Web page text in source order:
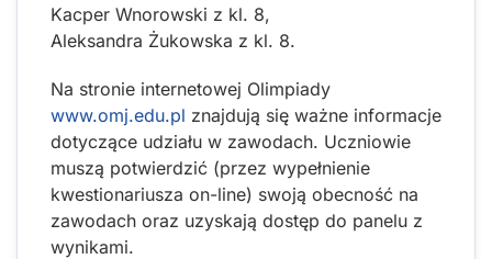
Kacper Wnorowski z kl. 8,
Aleksandra Żukowska z kl. 8.
Na stronie internetowej Olimpiady
www.omj.edu.pl znajdują się ważne informacje
dotyczące udziału w zawodach. Uczniowie
muszą potwierdzić (przez wypełnienie
kwestionariusza on-line) swoją obecność na
zawodach oraz uzyskają dostęp do panelu z
wynikami.